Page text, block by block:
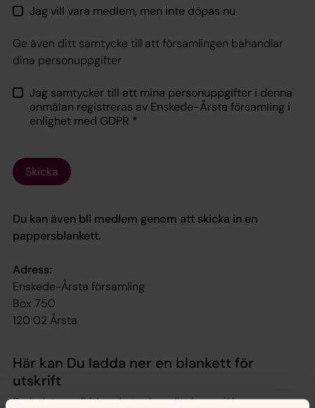
Jag vill vara medlem, men inte döpas nu
Ge även ditt samtycke till att församlingen bahandlar
dina personuppgifter
Jag samtycker till att mina personuppgifter i denna
anmälan registreras av Enskede-Årsta församling i
enlighet med GDPR *
Skicka
Du kan även bli medlem genom att skicka in en
pappersblankett.
Adress:
Enskede-Årsta församling
Box 750
120 02 Årsta
Här kan Du ladda ner en blankett för
utskrift
Du behöver alltid underteckna ditt brev själv.